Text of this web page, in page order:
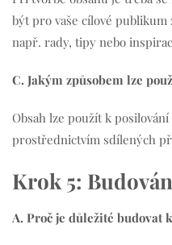
být pro vaše cílové publikum
např. rady, tipy nebo
C. Jakým způsobem lze
Obsah lze použít k
prostřednictvím sdílených
Krok 5:
A. Proč je důležité budovat